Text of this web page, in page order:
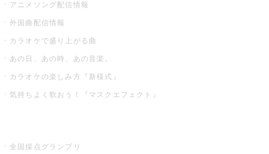
アニメソング配信情報
外国曲配信情報
カラオケで盛り上がる曲
あの日、あの時、あの音楽。
カラオケの楽しみ方『新様式』
気持ちよく歌おう！『マスクエフェクト』
全国採点グランプリ